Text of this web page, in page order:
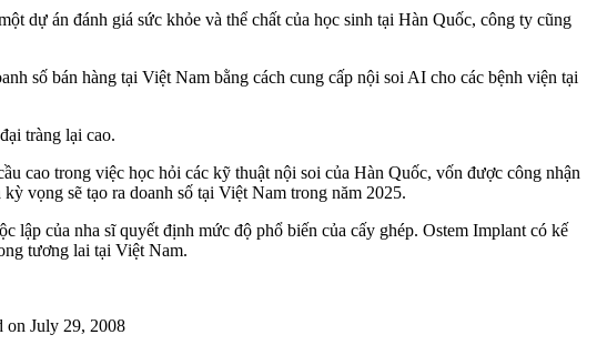
dự án đánh giá sức khỏe và thể chất của học sinh tại Hàn Quốc, công ty cũng
số bán hàng tại Việt Nam bằng cách cung cấp nội soi AI cho các bệnh viện tại
tràng lại cao.
cao trong việc học hỏi các kỹ thuật nội soi của Hàn Quốc, vốn được công nhận
vọng sẽ tạo ra doanh số tại Việt Nam trong năm 2025.
lập của nha sĩ quyết định mức độ phổ biến của cấy ghép. Ostem Implant có kế
tương lai tại Việt Nam.
on July 29, 2008